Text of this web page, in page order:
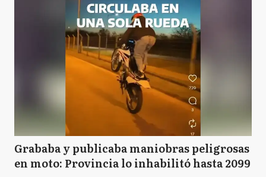
L Lezama
L Lincoln
L Lobería
Grababa y publicaba maniobras peligrosas
en moto: Provincia lo inhabilitó hasta 2099